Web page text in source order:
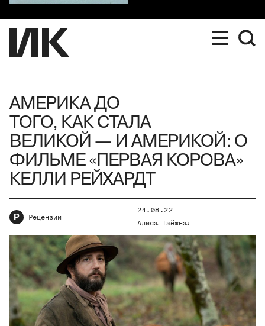
АМЕРИКА ДО
ТОГО, КАК СТАЛА
ВЕЛИКОЙ — И АМЕРИКОЙ: О
ФИЛЬМЕ «ПЕРВАЯ КОРОВА»
КЕЛЛИ РЕЙХАРДТ
Р Рецензии
24.08.22
Алиса Таёжная